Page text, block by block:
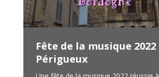
Fête de la musique 2022
Périgueux